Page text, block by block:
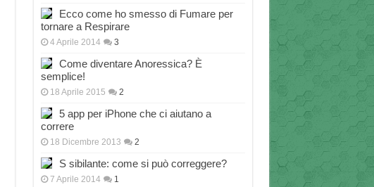
Ecco come ho smesso di Fumare per
tornare a Respirare
4 Aprile 2014 3
Come diventare Anoressica? È
semplice!
18 Aprile 2015 2
5 app per iPhone che ci aiutano a
correre
18 Dicembre 2013 2
S sibilante: come si può correggere?
7 Aprile 2014 1